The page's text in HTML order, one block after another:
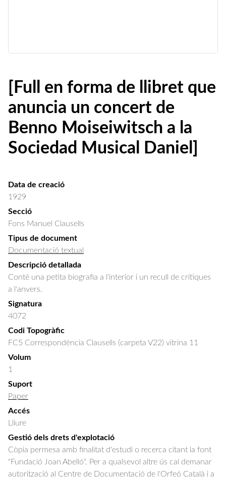
[Full en forma de llibret que
anuncia un concert de
Benno Moiseiwitsch a la
Sociedad Musical Daniel]
Data de creació
1929
Secció
Fons Manuel Clausells
Tipus de document
Documentació textual
Descripció detallada
Conté una petita biografia a l'interior i un recull de crítiques
a l'anvers.
Signatura
4072
Codi Topogràfic
FC5 Correspondència Clausells (carpeta V22) vitrina 11
Volum
1
Suport
Paper
Accés
Lliure
Gestió dels drets d'explotació
Còpia permesa amb finalitat d'estudi o recerca citant la font
"Fundació Joan Abelló". Per a qualsevol altre ús cal demanar
autorització al Centre de Documentació de l'Orfeó Català i a